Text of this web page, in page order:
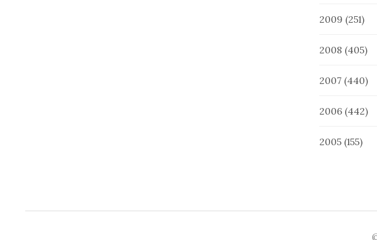
2009 (251)
2008 (405)
2007 (440)
2006 (442)
2005 (155)